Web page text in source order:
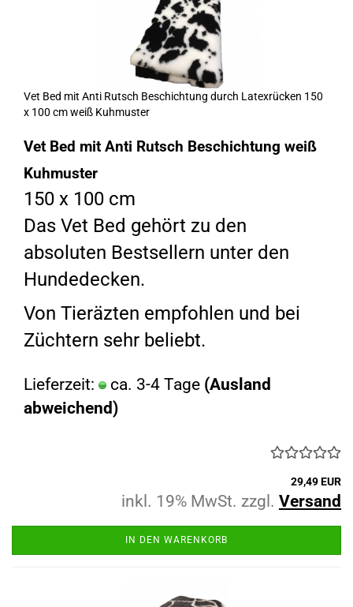
Vet Bed mit Anti Rutsch Beschichtung durch Latexrücken 150
x 100 cm weiß Kuhmuster
Vet Bed mit Anti Rutsch Beschichtung weiß
Kuhmuster
150 x 100 cm
Das Vet Bed gehört zu den
absoluten Bestsellern unter den
Hundedecken.
Von Tieräzten empfohlen und bei
Züchtern sehr beliebt.
Lieferzeit: ca. 3-4 Tage (Ausland
abweichend)
29,49 EUR
inkl. 19% MwSt. zzgl. Versand
IN DEN WARENKORB